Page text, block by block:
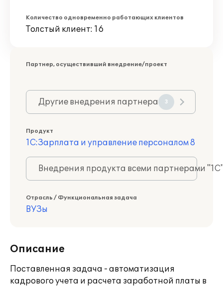
Количество одновременно работающих клиентов
Толстый клиент: 16
Партнер, осуществивший внедрение/проект
Другие внедрения партнера 3
Продукт
1С:Зарплата и управление персоналом 8
Внедрения продукта всеми партнерами
Отрасль / Функциональная задача
ВУЗы
Описание
Поставленная задача - автоматизация
кадрового учета и расчета заработной платы в